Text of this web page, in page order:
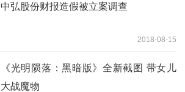
中弘股份财报造假被立案调查
2018-08-15
《光明陨落：黑暗版》全新截图 带女儿
大战魔物